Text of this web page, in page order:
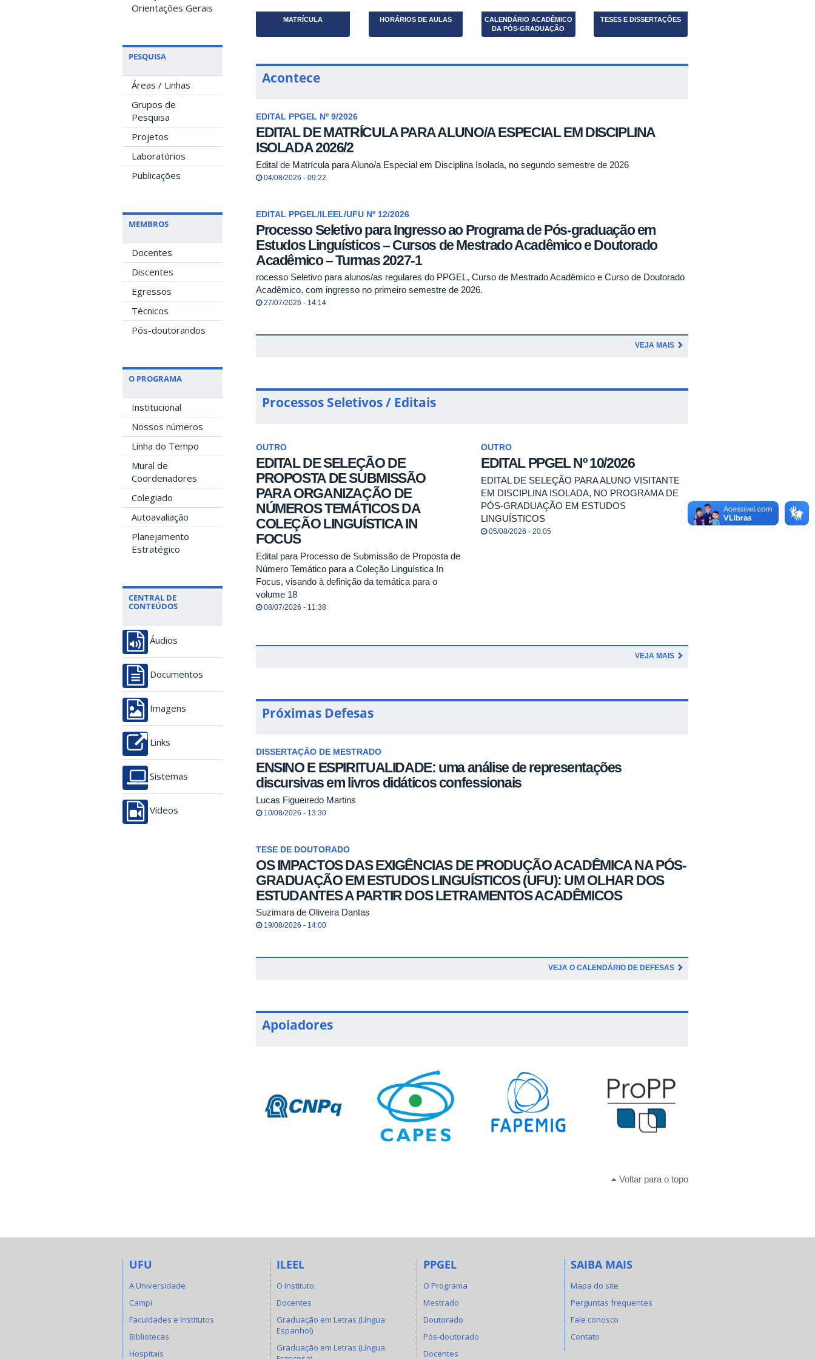
Orientações Gerais
PESQUISA
Áreas / Linhas
Grupos de
Pesquisa
Projetos
Laboratórios
Publicações
MEMBROS
Docentes
Discentes
Egressos
Técnicos
Pós-doutorandos
O PROGRAMA
Institucional
Nossos números
Linha do Tempo
Mural de
Coordenadores
Colegiado
Autoavaliação
Planejamento
Estratégico
CENTRAL DE
CONTEÚDOS
Áudios
Documentos
Imagens
Links
Sistemas
Vídeos
MATRÍCULA HORÁRIOS DE AULAS
CALENDÁRIO ACADÊMICO
DA PÓS-GRADUAÇÃO
TESES E DISSERTAÇÕES
Acontece
EDITAL PPGEL Nº 9/2026
EDITAL DE MATRÍCULA PARA ALUNO/A ESPECIAL EM DISCIPLINA
ISOLADA 2026/2
Edital de Matrícula para Aluno/a Especial em Disciplina Isolada, no segundo semestre de 2026
04/08/2026 - 09:22
EDITAL PPGEL/ILEEL/UFU Nº 12/2026
Processo Seletivo para Ingresso ao Programa de Pós-graduação em
Estudos Linguísticos – Cursos de Mestrado Acadêmico e Doutorado
Acadêmico – Turmas 2027-1
rocesso Seletivo para alunos/as regulares do PPGEL, Curso de Mestrado Acadêmico e Curso de Doutorado
Acadêmico, com ingresso no primeiro semestre de 2026.
27/07/2026 - 14:14
VEJA MAIS
Processos Seletivos / Editais
OUTRO
EDITAL DE SELEÇÃO DE
PROPOSTA DE SUBMISSÃO
PARA ORGANIZAÇÃO DE
NÚMEROS TEMÁTICOS DA
COLEÇÃO LINGUÍSTICA IN
FOCUS
Edital para Processo de Submissão de Proposta de
Número Temático para a Coleção Linguística In
Focus, visando à definição da temática para o
volume 18
08/07/2026 - 11:38
OUTRO
EDITAL PPGEL Nº 10/2026
EDITAL DE SELEÇÃO PARA ALUNO VISITANTE
EM DISCIPLINA ISOLADA, NO PROGRAMA DE
PÓS-GRADUAÇÃO EM ESTUDOS
LINGUÍSTICOS
05/08/2026 - 20:05
VEJA MAIS
Próximas Defesas
DISSERTAÇÃO DE MESTRADO
ENSINO E ESPIRITUALIDADE: uma análise de representações
discursivas em livros didáticos confessionais
Lucas Figueiredo Martins
10/08/2026 - 13:30
TESE DE DOUTORADO
OS IMPACTOS DAS EXIGÊNCIAS DE PRODUÇÃO ACADÊMICA NA PÓS-
GRADUAÇÃO EM ESTUDOS LINGUÍSTICOS (UFU): UM OLHAR DOS
ESTUDANTES A PARTIR DOS LETRAMENTOS ACADÊMICOS
Suzimara de Oliveira Dantas
19/08/2026 - 14:00
VEJA O CALENDÁRIO DE DEFESAS
Apoiadores
Voltar para o topo
UFU
A Universidade
Campi
Faculdades e Institutos
Bibliotecas
Hospitais
ILEEL
O Instituto
Docentes
Graduação em Letras (Língua
Espanhol)
Graduação em Letras (Língua
PPGEL
O Programa
Mestrado
Doutorado
Pós-doutorado
Docentes
SAIBA MAIS
Mapa do site
Perguntas frequentes
Fale conosco
Contato